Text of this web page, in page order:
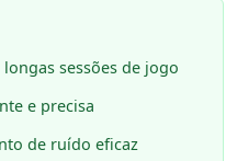
sessões de jogo
e precisa
de ruído eficaz